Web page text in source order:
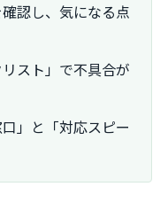
認し、気になる点
スト」で不具合が
」と「対応スピー